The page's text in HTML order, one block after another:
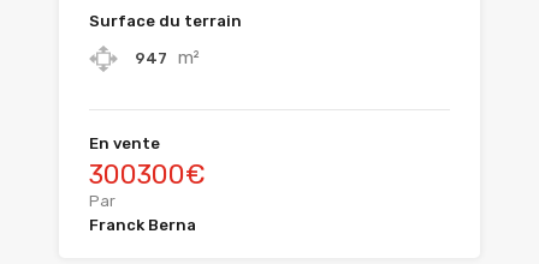
Surface du terrain
947 m²
En vente
300300€
Par
Franck Berna